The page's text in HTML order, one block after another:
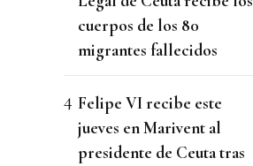
cuerpos de los 80
migrantes fallecidos
Felipe VI recibe este
jueves en Marivent al
presidente de Ceuta tras